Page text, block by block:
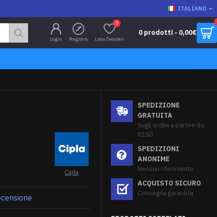
ITALIANO
Login Registra Lista Desideri
0
0 prodotti - 0,00€
Cipla
SPEDIZIONE
GRATUITA
Sugli ordini a partire da
€150
SPEDIZIONI
ANONIME
Nessun riferimento
ACQUISTO SICURO
Consegna garantita